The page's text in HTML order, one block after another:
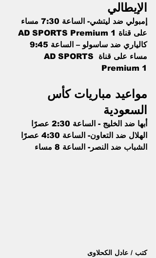
الإيطالي
إمبولي ضد ليتشي- الساعة 7:30 مساء
على قناة AD SPORTS Premium 1
مساء على قناة AD SPORTS
Premium 1
مواعيد مباريات كأس
السعودية
أبها ضد الخليج - الساعة 2:30 عصرًا
الهلال ضد التعاون- الساعة 4:30 عصرًا
الشباب ضد النصر- الساعة 8 مساء
كتب / عادل الكحلاوى